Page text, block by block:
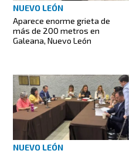
NUEVO LEÓN
Aparece enorme grieta de
más de 200 metros en
Galeana, Nuevo León
NUEVO LEÓN